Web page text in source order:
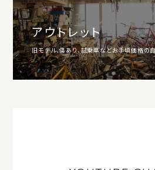
アウトレット
旧モデル、傷あり、試乗車などお手頃価格の